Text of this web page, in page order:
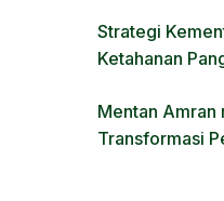
Strategi
Ketahanan
Mentan Amran
Transformasi